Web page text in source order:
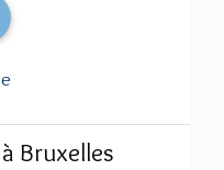
Bruxelles